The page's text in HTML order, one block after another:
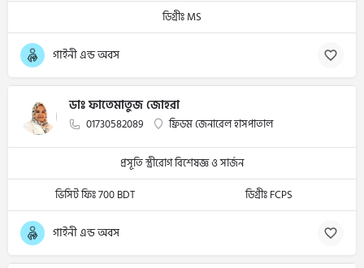
ডিগ্রীঃ MS
গাইনী এন্ড অবস
ডাঃ ফাতেমাতুজ জোহরা
01730582089 ফ্রিডম জেনারেল হাসপাতাল
প্রসূতি স্ত্রীরোগ বিশেষজ্ঞ ও সার্জন
ভিসিট ফিঃ 700 BDT
ডিগ্রীঃ FCPS
গাইনী এন্ড অবস